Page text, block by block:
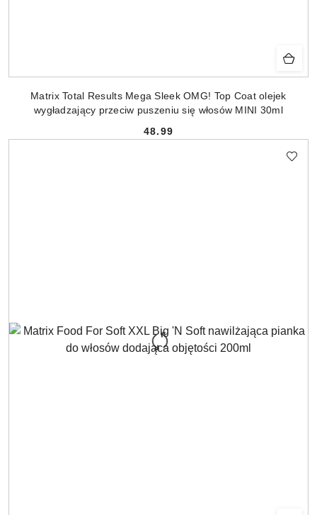
Matrix Total Results Mega Sleek OMG! Top Coat olejek
wygładzający przeciw puszeniu się włosów MINI 30ml
Cena:
48.99